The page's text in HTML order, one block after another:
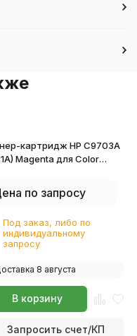
картридж HP C9703A
Magenta для Color
по запросу
Под заказ, либо по
индивидуальному
запросу
8 августа
В корзину
Запросить счет/КП